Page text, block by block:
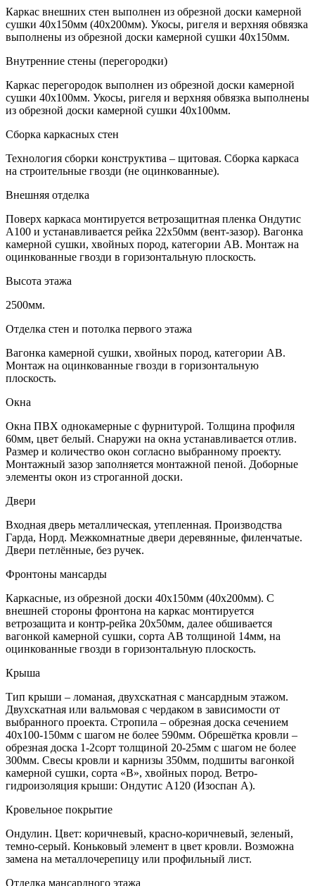
Каркас внешних стен выполнен из обрезной доски камерной
сушки 40х150мм (40х200мм). Укосы, ригеля и верхняя обвязка
выполнены из обрезной доски камерной сушки 40х150мм.
Внутренние стены (перегородки)
Каркас перегородок выполнен из обрезной доски камерной
сушки 40х100мм. Укосы, ригеля и верхняя обвязка выполнены
из обрезной доски камерной сушки 40х100мм.
Сборка каркасных стен
Технология сборки конструктива – щитовая. Сборка каркаса
на строительные гвозди (не оцинкованные).
Внешняя отделка
Поверх каркаса монтируется ветрозащитная пленка Ондутис
А100 и устанавливается рейка 22х50мм (вент-зазор). Вагонка
камерной сушки, хвойных пород, категории АВ. Монтаж на
оцинкованные гвозди в горизонтальную плоскость.
Высота этажа
2500мм.
Отделка стен и потолка первого этажа
Вагонка камерной сушки, хвойных пород, категории АВ.
Монтаж на оцинкованные гвозди в горизонтальную
плоскость.
Окна
Окна ПВХ однокамерные с фурнитурой. Толщина профиля
60мм, цвет белый. Снаружи на окна устанавливается отлив.
Размер и количество окон согласно выбранному проекту.
Монтажный зазор заполняется монтажной пеной. Доборные
элементы окон из строганной доски.
Двери
Входная дверь металлическая, утепленная. Производства
Гарда, Норд. Межкомнатные двери деревянные, филенчатые.
Двери петлённые, без ручек.
Фронтоны мансарды
Каркасные, из обрезной доски 40х150мм (40х200мм). С
внешней стороны фронтона на каркас монтируется
ветрозащита и контр-рейка 20х50мм, далее обшивается
вагонкой камерной сушки, сорта АВ толщиной 14мм, на
оцинкованные гвозди в горизонтальную плоскость.
Крыша
Тип крыши – ломаная, двухскатная с мансардным этажом.
Двухскатная или вальмовая с чердаком в зависимости от
выбранного проекта. Стропила – обрезная доска сечением
40х100-150мм с шагом не более 590мм. Обрешётка кровли –
обрезная доска 1-2сорт толщиной 20-25мм с шагом не более
300мм. Свесы кровли и карнизы 350мм, подшиты вагонкой
камерной сушки, сорта «В», хвойных пород. Ветро-
гидроизоляция крыши: Ондутис А120 (Изоспан А).
Кровельное покрытие
Ондулин. Цвет: коричневый, красно-коричневый, зеленый,
темно-серый. Коньковый элемент в цвет кровли. Возможна
замена на металлочерепицу или профильный лист.
Отделка мансардного этажа